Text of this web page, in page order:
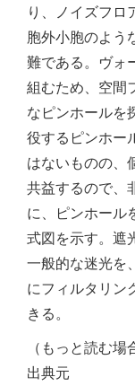
り、ノイズフロ
胞外小胞のよう
難である。ヴォ
組むため、空間
なピンホールを
役するピンホー
はないものの、
共益するので、
に、ピンホール
式図を示す。遮
一般的な迷光を
にフィルタリン
きる。
（もっと読む場
出典元